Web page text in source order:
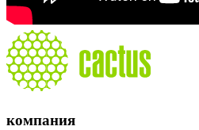
компания